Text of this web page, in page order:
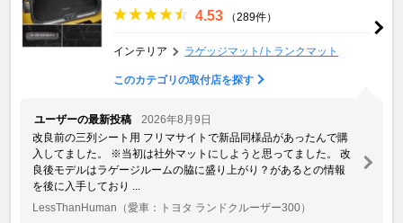
4.53 （289件）
インテリア ラゲッジマット/トランクマット
このカテゴリの取付店を探す
ユーザーの最新投稿
2026年8月9日
改良前の三列シート用 フリマサイトで新品同様品があったんで購
入してました。 ※当初は社外マットにしようと思ってました。 改
良後モデルはラゲージルームの脇に盛り上がり？があるとの情報
を後に入手しており ...
LessThanHuman （愛車：トヨタ ランドクルーザー300）